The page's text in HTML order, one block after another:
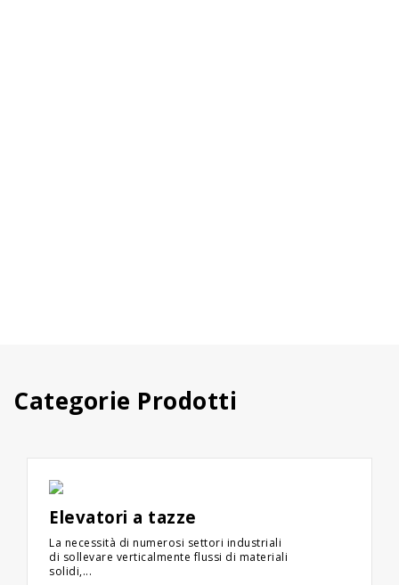
Categorie Prodotti
Elevatori a tazze
La necessità di numerosi settori industriali
di sollevare verticalmente flussi di materiali
solidi,...